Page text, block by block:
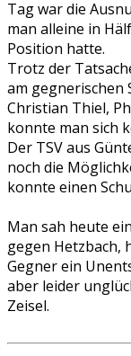
Tag war die
man alleine in
Position hatte.
Trotz der
am gegnerischen
Christian Thiel,
konnte man sich
Der TSV aus
noch die
konnte einen
Man sah heute
gegen Hetzbach,
Gegner ein
aber leider
Zeisel.